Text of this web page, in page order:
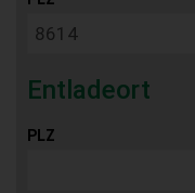
Entladeort
PLZ